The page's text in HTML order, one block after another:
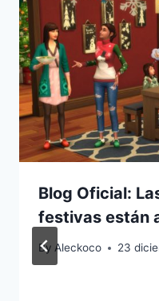
Blog Oficial:
festivas están
By Aleckoco 23